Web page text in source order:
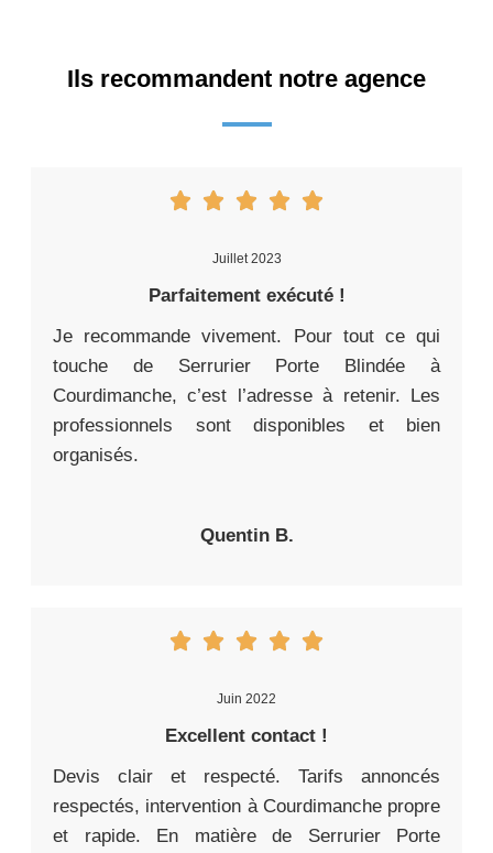
Ils recommandent notre agence
Juillet 2023
Parfaitement exécuté !
Je recommande vivement. Pour tout ce qui
touche de Serrurier Porte Blindée à
Courdimanche, c’est l’adresse à retenir. Les
professionnels sont disponibles et bien
organisés.
Quentin B.
Juin 2022
Excellent contact !
Devis clair et respecté. Tarifs annoncés
respectés, intervention à Courdimanche propre
et rapide. En matière de Serrurier Porte